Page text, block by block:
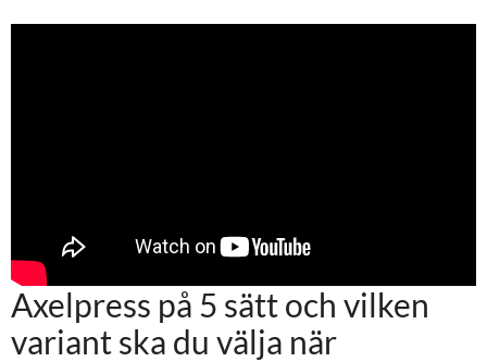
Axelpress på 5 sätt och vilken
variant ska du välja när